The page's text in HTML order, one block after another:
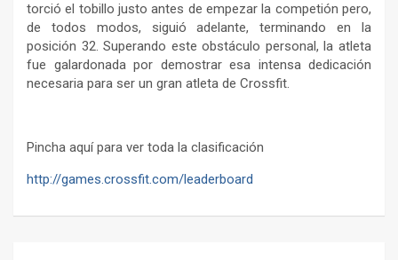
torció el tobillo justo antes de empezar la competión pero,
de todos modos, siguió adelante, terminando en la
posición 32. Superando este obstáculo personal, la atleta
fue galardonada por demostrar esa intensa dedicación
necesaria para ser un gran atleta de Crossfit.
Pincha aquí para ver toda la clasificación
http://games.crossfit.com/leaderboard